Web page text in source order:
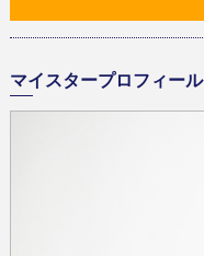
マイスタープロフィール